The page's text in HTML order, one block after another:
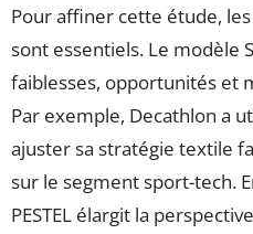
Pour affiner cette étude,
sont essentiels. Le modèle
faiblesses, opportunités et
Par exemple, Decathlon a
ajuster sa stratégie textile
sur le segment sport-tech.
PESTEL élargit la